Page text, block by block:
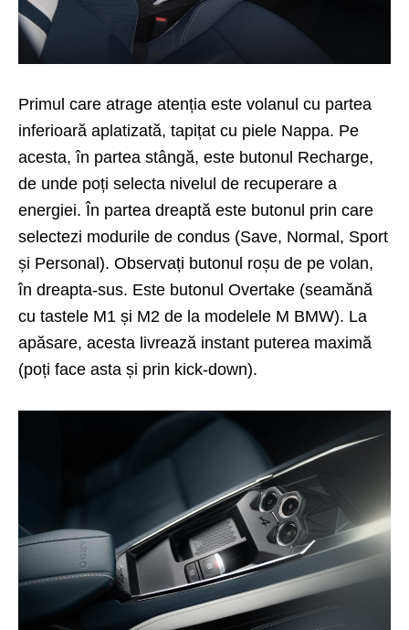
Primul care atrage atenția este volanul cu partea
inferioară aplatizată, tapițat cu piele Nappa. Pe
acesta, în partea stângă, este butonul Recharge,
de unde poți selecta nivelul de recuperare a
energiei. În partea dreaptă este butonul prin care
selectezi modurile de condus (Save, Normal, Sport
și Personal). Observați butonul roșu de pe volan,
în dreapta-sus. Este butonul Overtake (seamănă
cu tastele M1 și M2 de la modelele M BMW). La
apăsare, acesta livrează instant puterea maximă
(poți face asta și prin kick-down).